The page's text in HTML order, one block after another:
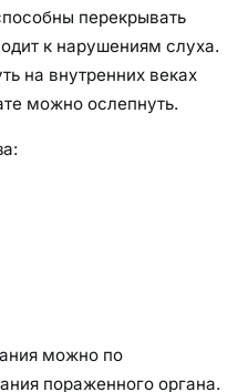
перекрывать
к нарушениям слуха.
на внутренних веках
можно ослепнуть.
можно по
пораженного органа.